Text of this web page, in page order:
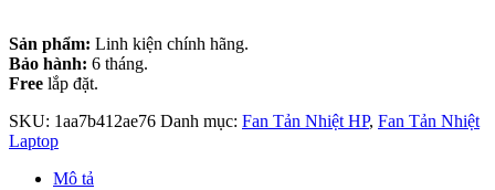
Sản phẩm: Linh kiện chính hãng.
Bảo hành: 6 tháng.
Free lắp đặt.
SKU: 1aa7b412ae76 Danh mục: Fan Tản Nhiệt HP, Fan Tản Nhiệt
Laptop
Mô tả